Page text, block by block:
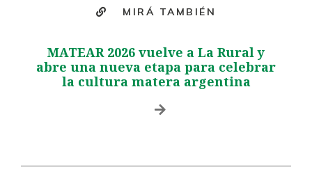
MIRÁ TAMBIÉN
MATEAR 2026 vuelve a La Rural y
abre una nueva etapa para celebrar
la cultura matera argentina